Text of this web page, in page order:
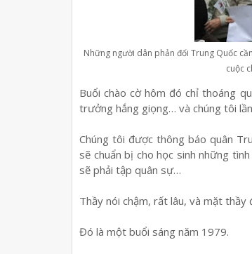
Những người dân phản đối Trung Quốc
cuộc
Buổi chào cờhôm đó chỉ thoáng
trưởng hắng giọng… và chúng tôi lầ
Chúng tôi được thông báo quân
sẽ chuẩn bị cho học sinh những tình
sẽ phải tập quân sự…
Thầy nói chậm, rất lâu, và mặt thầy
Đó là một buổi sáng năm 1979.